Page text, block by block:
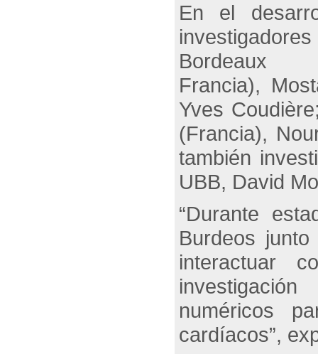
En el
Francia),
Yves
(Francia),
también
UBB, David
“Durante
Burdeos
interactuar
numéricos
cardíacos”,